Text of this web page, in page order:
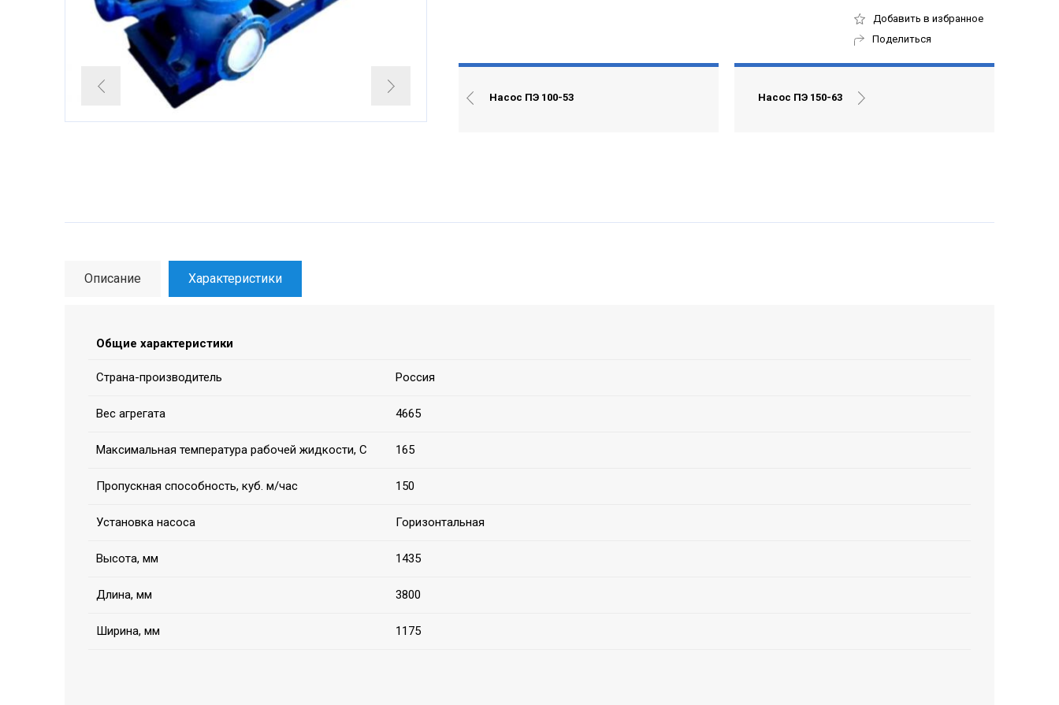
Добавить в избранное
Поделиться
Насос ПЭ 100-53 Насос ПЭ 150-63
Описание Характеристики
Общие характеристики
Страна-производитель Россия
Вес агрегата 4665
Максимальная температура рабочей жидкости, C 165
Пропускная способность, куб. м/час 150
Установка насоса Горизонтальная
Высота, мм 1435
Длина, мм 3800
Ширина, мм 1175